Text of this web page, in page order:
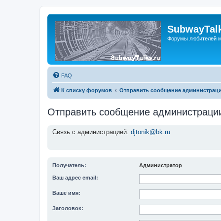
Форумы любителей
FAQ
К списку форумов Отправить сообщение
Отправить сообщение
Связь с администрацией: djtonik@bk.ru
Получатель: Администратор
Ваш адрес email:
Ваше имя:
Заголовок: